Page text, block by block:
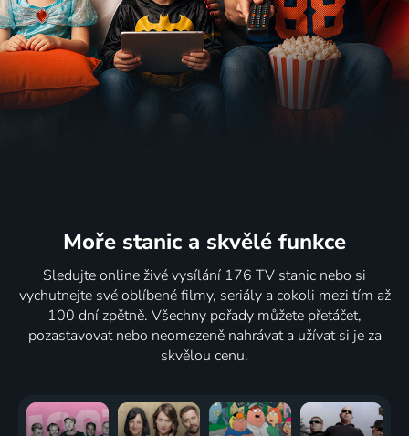
Moře stanic a skvělé funkce
Sledujte online živé vysílání 176 TV stanic nebo si
vychutnejte své oblíbené filmy, seriály a cokoli mezi tím až
100 dní zpětně. Všechny pořady můžete přetáčet,
pozastavovat nebo neomezeně nahrávat a užívat si je za
skvělou cenu.